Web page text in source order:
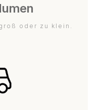
oder zu klein.